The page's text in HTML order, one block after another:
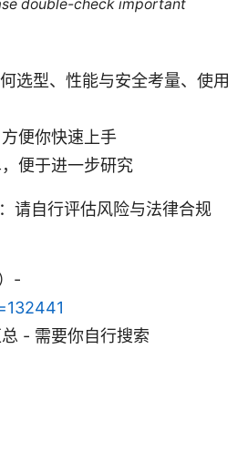
double-check important
选型、性能与安全考量、使用
便你快速上手
便于进一步研究
请自行评估风险与法律合规
-
- 需要你自行搜索